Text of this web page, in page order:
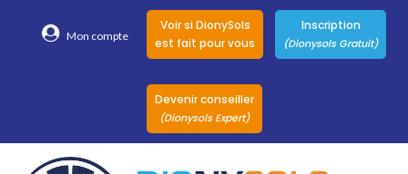
Mon compte
Voir si DionySols
est fait pour vous
Inscription
(Dionysols Gratuit)
Devenir conseiller
(Dionysols Expert)